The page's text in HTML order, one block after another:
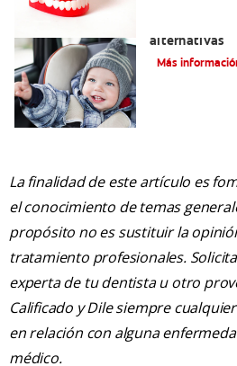
alternativas
Más
La finalidad de este artículo es
el conocimiento de temas
propósito no es sustituir la
tratamiento profesionales.
experta de tu dentista u otro
Calificado y Dile siempre
en relación con alguna
médico.